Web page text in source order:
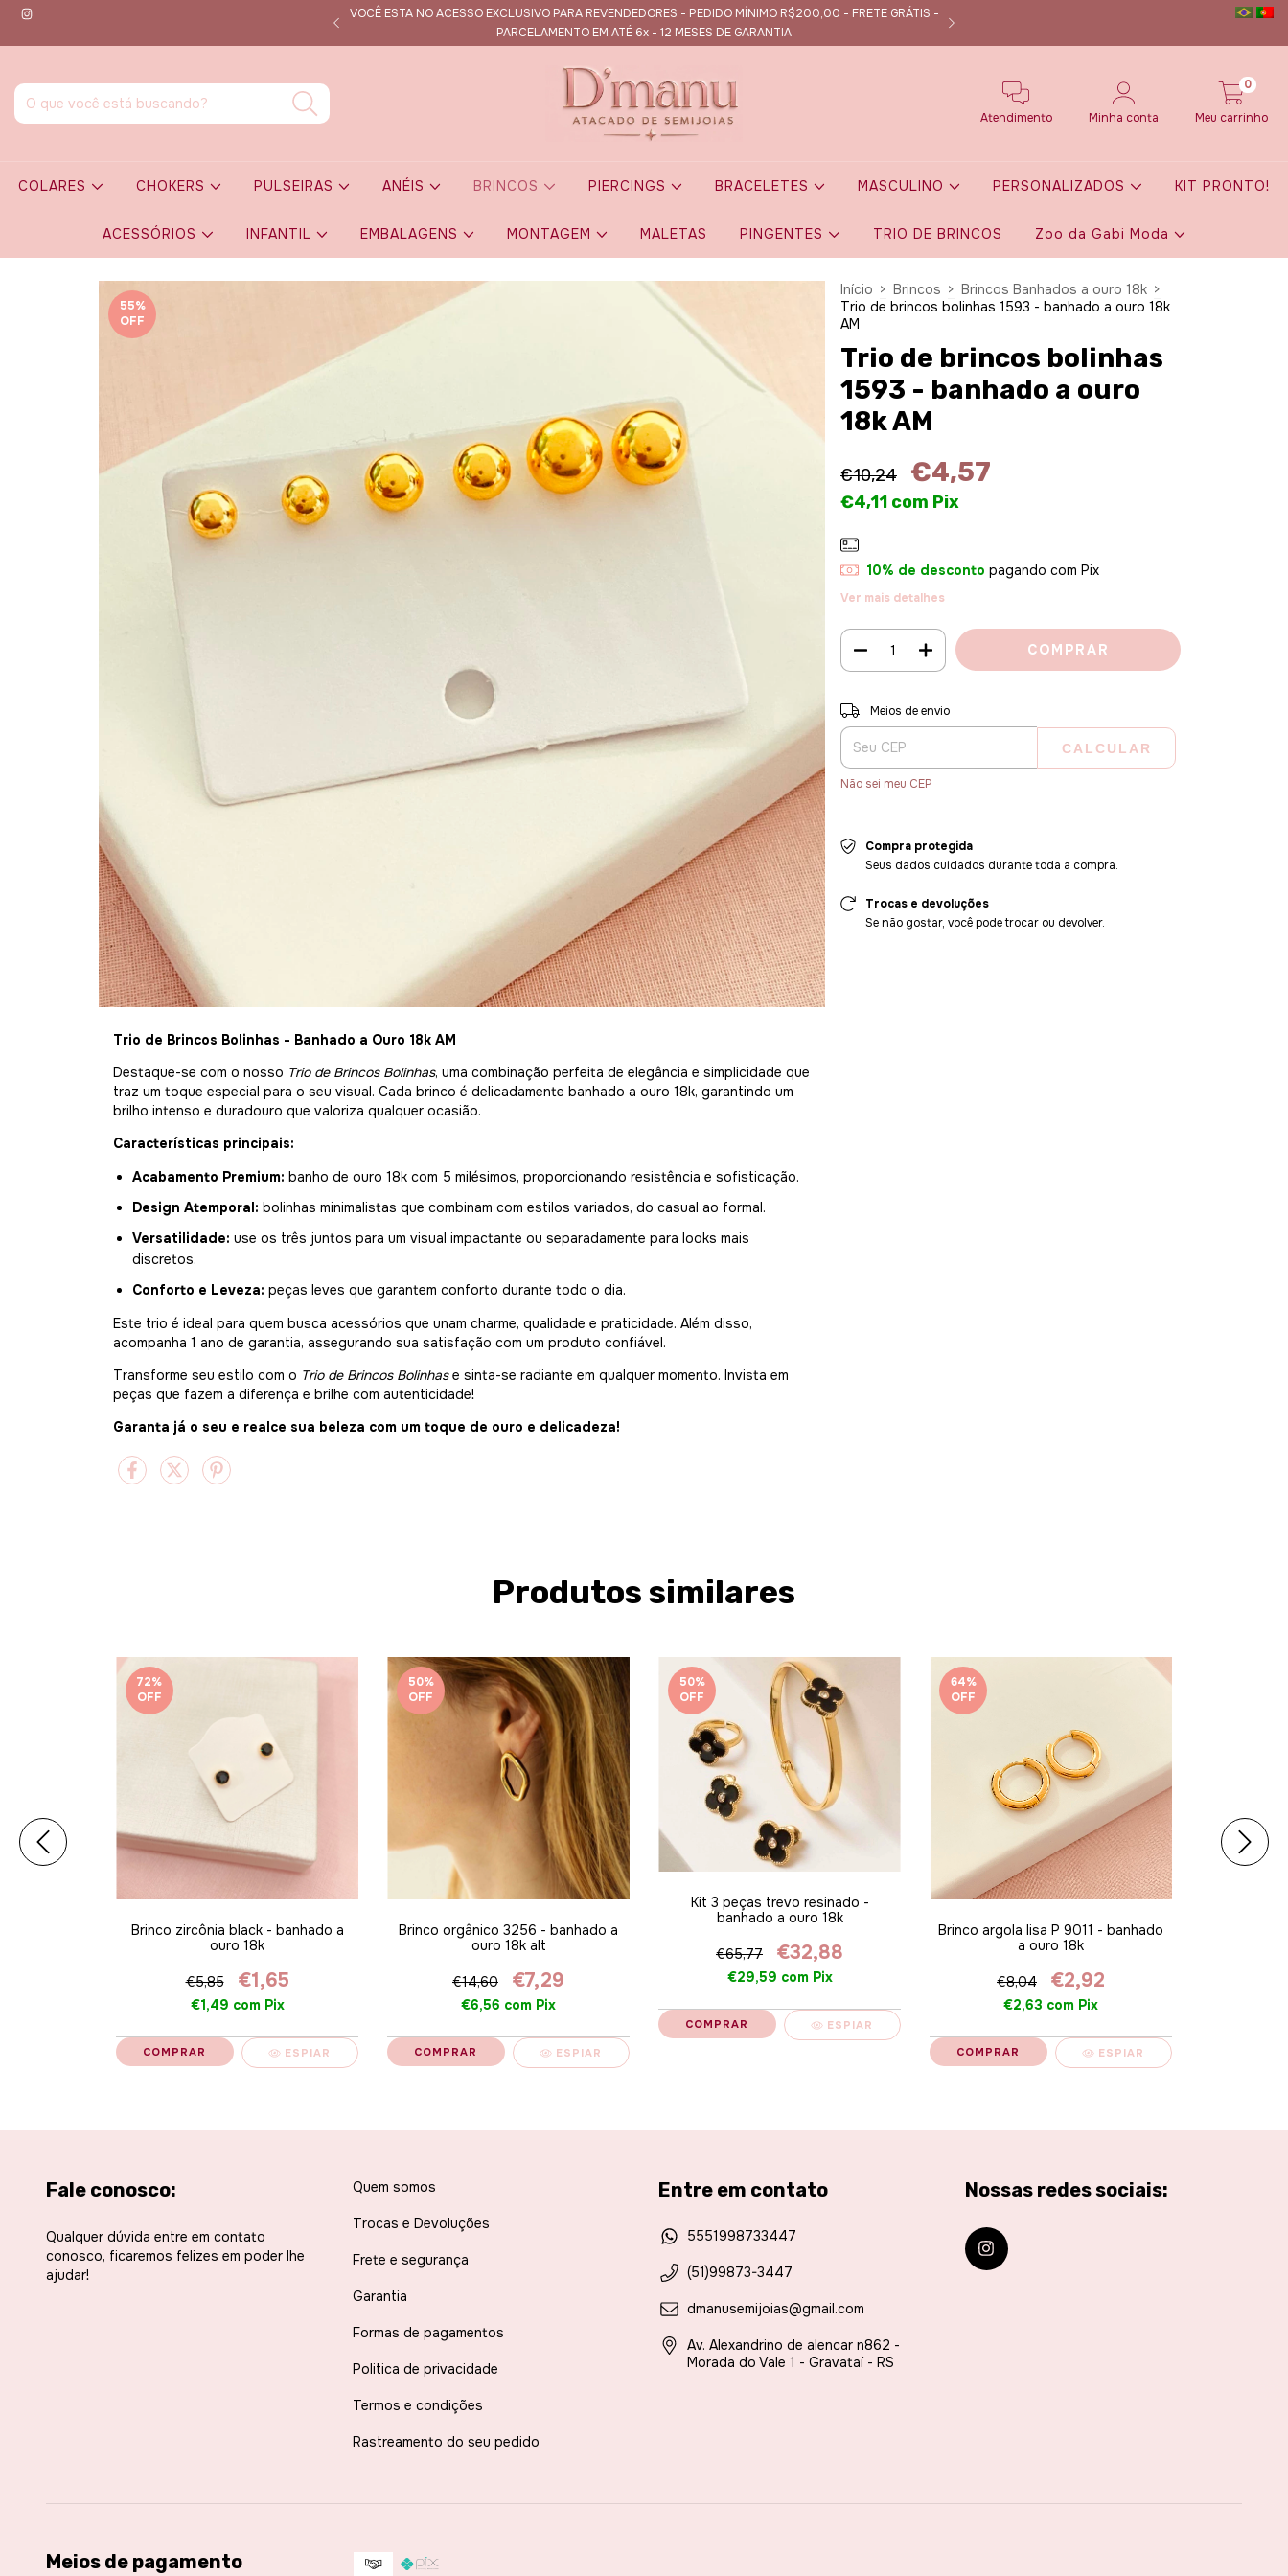
por dentro de todas as novidades em tempo real!
VOCÊ ESTA NO ACESSO EXCLUSIVO PARA REVENDEDORES - PEDIDO MÍNIMO R$200,00 - FRETE GRÁTIS -
PARCELAMENTO EM ATÉ 6x - 12 MESES DE GARANTIA
Nos siga no instagram @dmanuoficial e fique por
Atendimento Minha conta Meu carrinho
0
COLARES CHOKERS PULSEIRAS ANÉIS BRINCOS PIERCINGS BRACELETES MASCULINO PERSONALIZADOS KIT PRONTO!
ACESSÓRIOS INFANTIL EMBALAGENS MONTAGEM MALETAS PINGENTES TRIO DE BRINCOS Zoo da Gabi Moda
55%
OFF
Trio de Brincos Bolinhas - Banhado a Ouro 18k AM
Destaque-se com o nosso Trio de Brincos Bolinhas, uma combinação perfeita de elegância e simplicidade que
traz um toque especial para o seu visual. Cada brinco é delicadamente banhado a ouro 18k, garantindo um
brilho intenso e duradouro que valoriza qualquer ocasião.
Características principais:
Acabamento Premium: banho de ouro 18k com 5 milésimos, proporcionando resistência e sofisticação.
Design Atemporal: bolinhas minimalistas que combinam com estilos variados, do casual ao formal.
Versatilidade: use os três juntos para um visual impactante ou separadamente para looks mais
discretos.
Conforto e Leveza: peças leves que garantem conforto durante todo o dia.
Este trio é ideal para quem busca acessórios que unam charme, qualidade e praticidade. Além disso,
acompanha 1 ano de garantia, assegurando sua satisfação com um produto confiável.
Transforme seu estilo com o Trio de Brincos Bolinhase sinta-se radiante em qualquer momento. Invista em
peças que fazem a diferença e brilhe com autenticidade!
Garanta já o seu e realce sua beleza com um toque de ouro e delicadeza!
Início > Brincos > Brincos Banhados a ouro 18k >
Trio de brincos bolinhas 1593 - banhado a ouro 18k
AM
Trio de brincos bolinhas
1593 - banhado a ouro
18k AM
€10,24 €4,57
€4,11 com Pix
10% de desconto pagando com Pix
Ver mais detalhes
Entregas para o CEP:
Meios de envio
CALCULAR
Não sei meu CEP
Compra protegida
Seus dados cuidados durante toda a compra.
Trocas e devoluções
Se não gostar, você pode trocar ou devolver.
Produtos similares
72%
OFF
Brinco zircônia black - banhado a
ouro 18k
€5,85 €1,65
€1,49 com Pix
ESPIAR
50%
OFF
Brinco orgânico 3256 - banhado a
ouro 18k alt
€14,60 €7,29
€6,56 com Pix
ESPIAR
50%
OFF
Kit 3 peças trevo resinado -
banhado a ouro 18k
€65,77 €32,88
€29,59 com Pix
ESPIAR
64%
OFF
Brinco argola lisa P 9011 - banhado
a ouro 18k
€8,04 €2,92
€2,63 com Pix
ESPIAR
Fale conosco:
Qualquer dúvida entre em contato
conosco, ficaremos felizes em poder lhe
ajudar!
Quem somos
Trocas e Devoluções
Frete e segurança
Garantia
Formas de pagamentos
Politica de privacidade
Termos e condições
Rastreamento do seu pedido
Entre em contato
5551998733447
(51)99873-3447
dmanusemijoias@gmail.com
Av. Alexandrino de alencar n862 -
Morada do Vale 1 - Gravataí - RS
Nossas redes sociais:
Meios de pagamento